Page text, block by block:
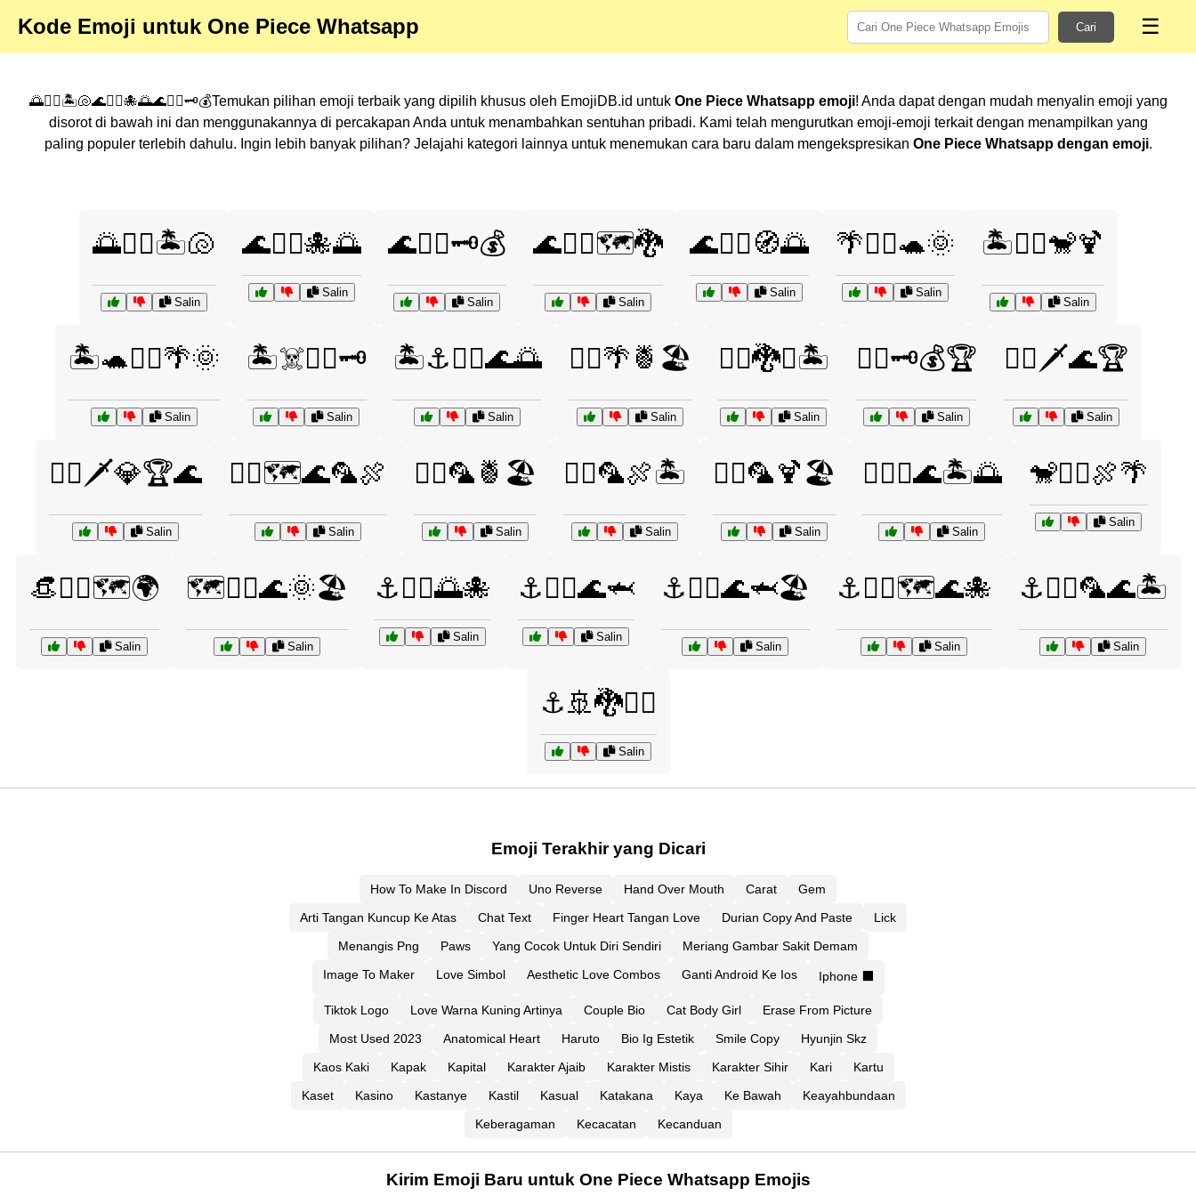
Kode Emoji untuk One Piece Whatsapp Cari ☰
🌅🏴‍☠️🏝️🐚🌊🏴‍☠️🐙🌅🌊🏴‍☠️🗝️💰Temukan pilihan emoji terbaik yang dipilih khusus oleh EmojiDB.id untuk One Piece Whatsapp emoji! Anda dapat dengan mudah menyalin emoji yang
disorot di bawah ini dan menggunakannya di percakapan Anda untuk menambahkan sentuhan pribadi. Kami telah mengurutkan emoji-emoji terkait dengan menampilkan yang
paling populer terlebih dahulu. Ingin lebih banyak pilihan? Jelajahi kategori lainnya untuk menemukan cara baru dalam mengekspresikan One Piece Whatsapp dengan emoji.
🌅🏴‍☠️🏝️🐚
Salin
🌊🏴‍☠️🐙🌅
Salin
🌊🏴‍☠️🗝️💰
Salin
🌊🏴‍☠️🗺️🐉
Salin
🌊🏴‍☠️🧭🌅
Salin
🌴🏴‍☠️🐢🌞
Salin
🏝️🏴‍☠️🐒🍹
Salin
🏝️🐢🏴‍☠️🌴🌞
Salin
🏝️☠️🏴‍☠️🗝️
Salin
🏝️⚓🏴‍☠️🌊🌅
Salin
🏴‍☠️🌴🍍🏖️
Salin
🏴‍☠️🐉⚓🏝️
Salin
🏴‍☠️🗝️💰🏆
Salin
🏴‍☠️🗡️🌊🏆
Salin
🏴‍☠️🗡️💎🏆🌊
Salin
🏴‍☠️🗺️🌊🦜🍖
Salin
🏴‍☠️🦜🍍🏖️
Salin
🏴‍☠️🦜🍖🏝️
Salin
🏴‍☠️🦜🍹🏖️
Salin
🏴‍☠️⚓🌊🏝️🌅
Salin
🐒🏴‍☠️🍖🌴
Salin
👒🏴‍☠️🗺️🌍
Salin
🗺️🏴‍☠️🌊🌞🏖️
Salin
⚓🏴‍☠️🌅🐙
Salin
⚓🏴‍☠️🌊🦈
Salin
⚓🏴‍☠️🌊🦈🏖️
Salin
⚓🏴‍☠️🗺️🌊🐙
Salin
⚓🏴‍☠️🦜🌊🏝️
Salin
⚓🚢🐉🏴‍☠️
Salin
Emoji Terakhir yang Dicari
How To Make In Discord Uno Reverse Hand Over Mouth Carat
Gem
Arti Tangan Kuncup Ke Atas
Chat Text Finger Heart Tangan Love Durian Copy And Paste
Lick
Menangis Png
Paws Yang Cocok Untuk Diri Sendiri
Meriang Gambar Sakit Demam
Image To Maker
Love Simbol Aesthetic Love Combos Ganti Android Ke Ios Iphone ⬛
Tiktok Logo Love Warna Kuning Artinya Couple Bio Cat Body Girl
Erase From Picture
Most Used 2023
Anatomical Heart Haruto Bio Ig Estetik Smile Copy
Hyunjin Skz
Kaos Kaki
Kapak Kapital Karakter Ajaib Karakter Mistis Karakter Sihir Kari
Kartu
Kaset
Kasino Kastanye Kastil Kasual Katakana Kaya Ke Bawah
Keayahbundaan
Keberagaman
Kecacatan Kecanduan
Kirim Emoji Baru untuk One Piece Whatsapp Emojis